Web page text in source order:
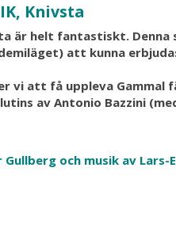
Knivsta
är helt fantastiskt. Denna
att kunna
vi att få uppleva Gammal
lutins av Antonio Bazzini
och musik av Lars-